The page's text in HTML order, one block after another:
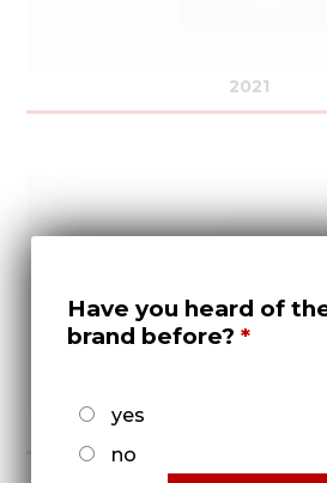
2021
Have you heard of
brand before?
yes
no